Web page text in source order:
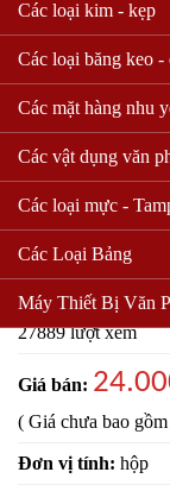
Các loại kim - kẹp
Các loại băng keo -
Các mặt hàng nhu
Các vật dụng văn
Các loại mực -
Các Loại Bảng
Máy Thiết Bị Văn
khăn
Mã sản phẩm:
27889 lượt xem
Giá bán:
( Giá chưa bao
Đơn vị tính: hộp